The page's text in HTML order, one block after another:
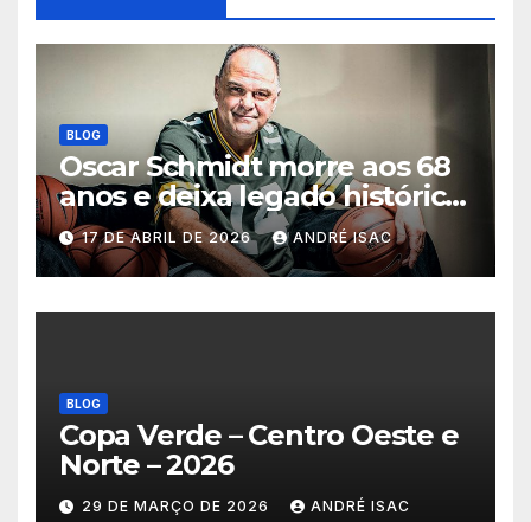
BLOG
Oscar Schmidt morre aos 68
anos e deixa legado histórico
no basquete mundial
17 DE ABRIL DE 2026 ANDRÉ ISAC
BLOG
Copa Verde – Centro Oeste e
Norte – 2026
29 DE MARÇO DE 2026 ANDRÉ ISAC